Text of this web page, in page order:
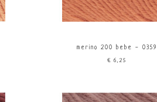
merino 200 bebe - 0359
€6,25